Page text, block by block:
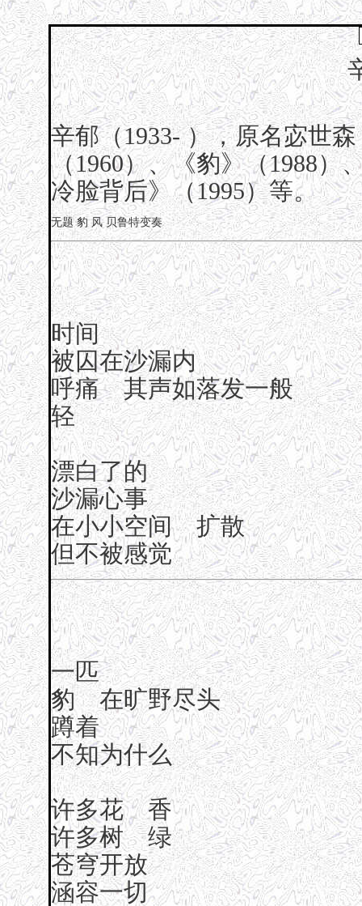
辛郁（1933- ），原名宓世
（1960）、《豹》（1988）
冷脸背后》（1995）等。
无题 豹 风 贝鲁特变奏
时间
被囚在沙漏内
呼痛 其声如落发一般
轻
漂白了的
沙漏心事
在小小空间 扩散
但不被感觉
一匹
豹 在旷野尽头
蹲着
不知为什么
许多花 香
许多树 绿
苍穹开放
涵容一切